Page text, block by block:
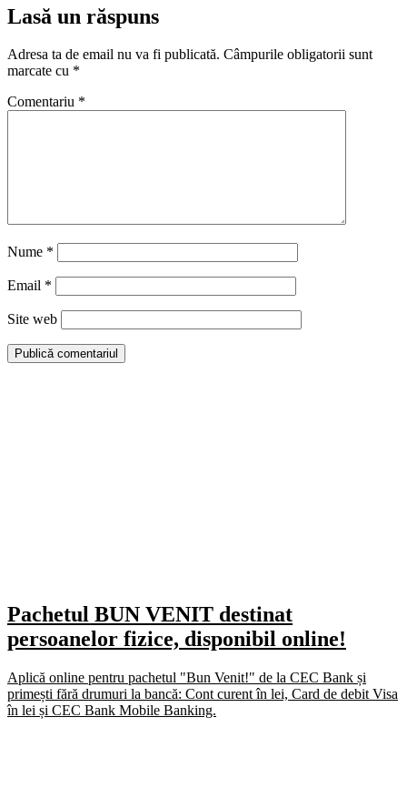
Lasă un răspuns
Adresa ta de email nu va fi publicată. Câmpurile obligatorii sunt
marcate cu *
Comentariu *
Nume *
Email *
Site web
Pachetul BUN VENIT destinat
persoanelor fizice, disponibil online!
Aplică online pentru pachetul "Bun Venit!" de la CEC Bank și
primești fără drumuri la bancă: Cont curent în lei, Card de debit Visa
în lei și CEC Bank Mobile Banking.